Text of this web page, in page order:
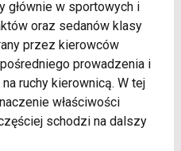
głównie w sportowych i
oraz sedanów klasy
przez kierowców
prowadzenia i
ruchy kierownicą. W tej
właściwości
schodzi na dalszy